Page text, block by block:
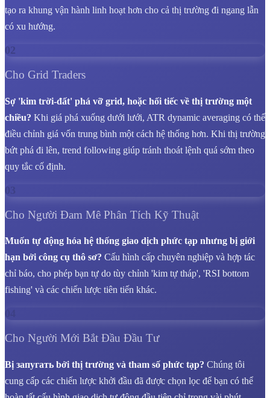
tạo ra khung vận hành linh hoạt hơn cho cả thị trường đi ngang lẫn
có xu hướng.
02
Cho Grid Traders
Sợ 'kim trời-đất' phá vỡ grid, hoặc hối tiếc về thị trường một
chiều? Khi giá phá xuống dưới lưới, ATR dynamic averaging có thể
điều chỉnh giá vốn trung bình một cách hệ thống hơn. Khi thị trường
bứt phá đi lên, trend following giúp tránh thoát lệnh quá sớm theo
quy tắc cố định.
03
Cho Người Đam Mê Phân Tích Kỹ Thuật
Muốn tự động hóa hệ thống giao dịch phức tạp nhưng bị giới
hạn bởi công cụ thô sơ? Cấu hình cấp chuyên nghiệp và hợp tác
chỉ báo, cho phép bạn tự do tùy chỉnh 'kim tự tháp', 'RSI bottom
fishing' và các chiến lược tiên tiến khác.
Cho Người Mới Bắt Đầu Đầu Tư
Bị запугать bởi thị trường và tham số phức tạp? Chúng tôi
cung cấp các chiến lược khởi đầu đã được chọn lọc để bạn có thể